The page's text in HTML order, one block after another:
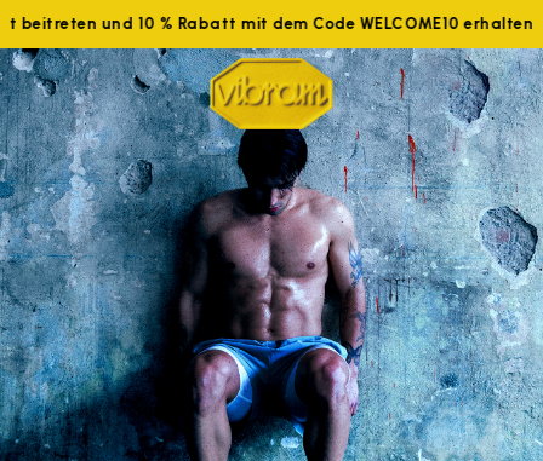
beitreten und 10 % Rabatt mit dem Code WELCOME10 erhalten